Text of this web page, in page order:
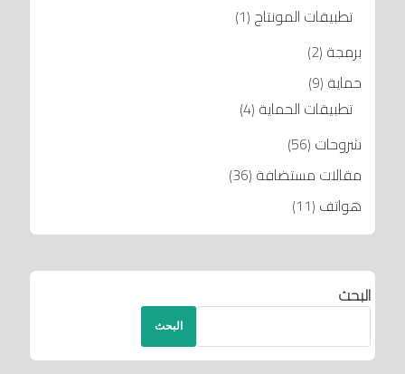
تطبيقات المونتاج (1)
برمجة (2)
حماية (9)
تطبيقات الحماية (4)
شروحات (56)
مقالات مستضافة (36)
هواتف (11)
البحث
البحث